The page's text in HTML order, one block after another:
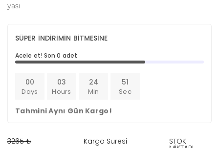
yası
SÜPER İNDİRİMİN BİTMESİNE
Acele et! Son 0 adet
00
Days
03
Hours
24
Min
51
Sec
Tahmini Aynı Gün Kargo!
3265 ₺ Kargo Süresi STOK